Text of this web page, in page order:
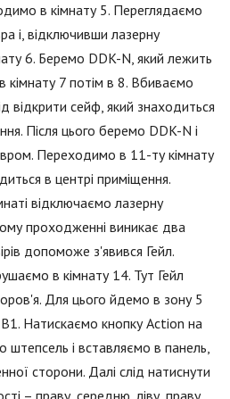
в кімнату 5. Переглядаємо
і, відключивши лазерну
6. Беремо DDK-N, який лежить
7 потім в 8. Вбиваємо
відкрити сейф, який знаходиться
Після цього беремо DDK-N і
Переходимо в 11-ту кімнату
в центрі приміщення.
відключаємо лазерну
проходженні виникає два
допоможе з'явився Гейл.
в кімнату 14. Тут Гейл
Для цього йдемо в зону 5
Натискаємо кнопку Action на
штепсель і вставляємо в панель,
сторони. Далі слід натиснути